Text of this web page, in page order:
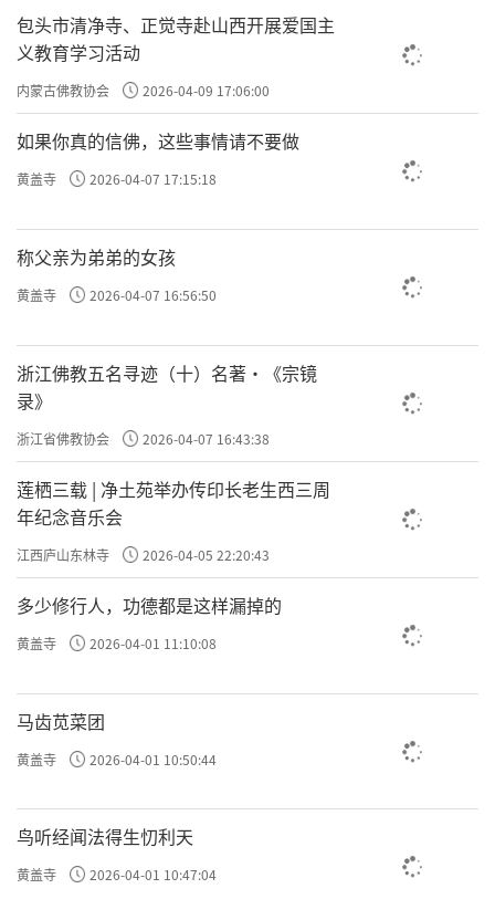
包头市清净寺、正觉寺赴山西开展爱国主
义教育学习活动
内蒙古佛教协会 2026-04-09 17:06:00
如果你真的信佛，这些事情请不要做
黄盖寺 2026-04-07 17:15:18
称父亲为弟弟的女孩
黄盖寺 2026-04-07 16:56:50
浙江佛教五名寻迹（十）名著·《宗镜
录》
浙江省佛教协会 2026-04-07 16:43:38
莲栖三载 | 净土苑举办传印长老生西三周
年纪念音乐会
江西庐山东林寺 2026-04-05 22:20:43
多少修行人，功德都是这样漏掉的
黄盖寺 2026-04-01 11:10:08
马齿苋菜团
黄盖寺 2026-04-01 10:50:44
鸟听经闻法得生忉利天
黄盖寺 2026-04-01 10:47:04